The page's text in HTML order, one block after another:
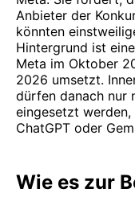
Anbieter der
könnten
Hintergrund ist
Meta im Oktober
2026 umsetzt.
dürfen danach nur
eingesetzt
ChatGPT oder
Wie es zur